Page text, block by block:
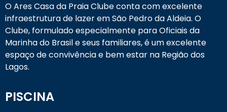
O Ares Casa da Praia Clube conta com excelente
infraestrutura de lazer em São Pedro da Aldeia. O
Clube, formulado especialmente para Oficiais da
Marinha do Brasil e seus familiares, é um excelente
espaço de convivência e bem estar na Região dos
Lagos.
PISCINA